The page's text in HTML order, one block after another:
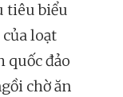
tiêu biểu
loạt
quốc đảo
chờ ăn